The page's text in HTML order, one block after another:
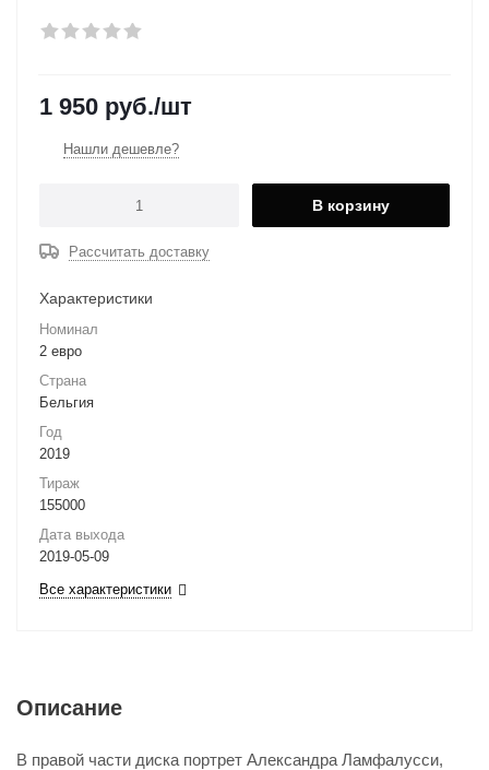
1 950 руб./шт
Нашли дешевле?
В корзину
Рассчитать доставку
Характеристики
Номинал
2 евро
Страна
Бельгия
Год
2019
Тираж
155000
Дата выхода
2019-05-09
Все характеристики
Описание
В правой части диска портрет Александра Ламфалусси,